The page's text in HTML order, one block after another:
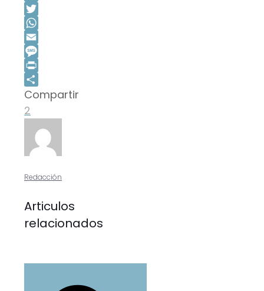
Facebook
Twitter
WhatsApp
Email
Message
Print
Compartir
Compartir
2
Redacción
Articulos
relacionados